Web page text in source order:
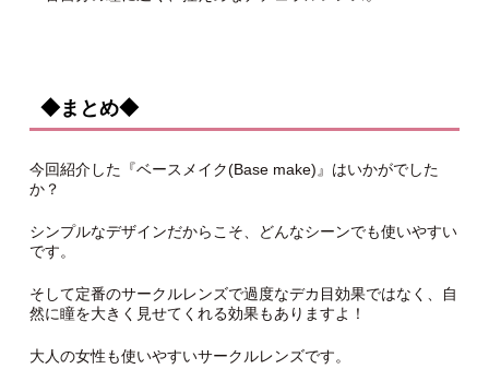
◆まとめ◆
今回紹介した『ベースメイク(Base make)』はいかがでした
か？
シンプルなデザインだからこそ、どんなシーンでも使いやすい
です。
そして定番のサークルレンズで過度なデカ目効果ではなく、自
然に瞳を大きく見せてくれる効果もありますよ！
大人の女性も使いやすいサークルレンズです。